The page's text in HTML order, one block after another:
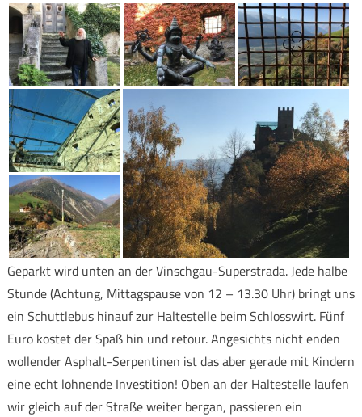
Geparkt wird unten an der Vinschgau-Superstrada. Jede halbe
Stunde (Achtung, Mittagspause von 12 – 13.30 Uhr) bringt uns
ein Schuttlebus hinauf zur Haltestelle beim Schlosswirt. Fünf
Euro kostet der Spaß hin und retour. Angesichts nicht enden
wollender Asphalt-Serpentinen ist das aber gerade mit Kindern
eine echt lohnende Investition! Oben an der Haltestelle laufen
wir gleich auf der Straße weiter bergan, passieren ein